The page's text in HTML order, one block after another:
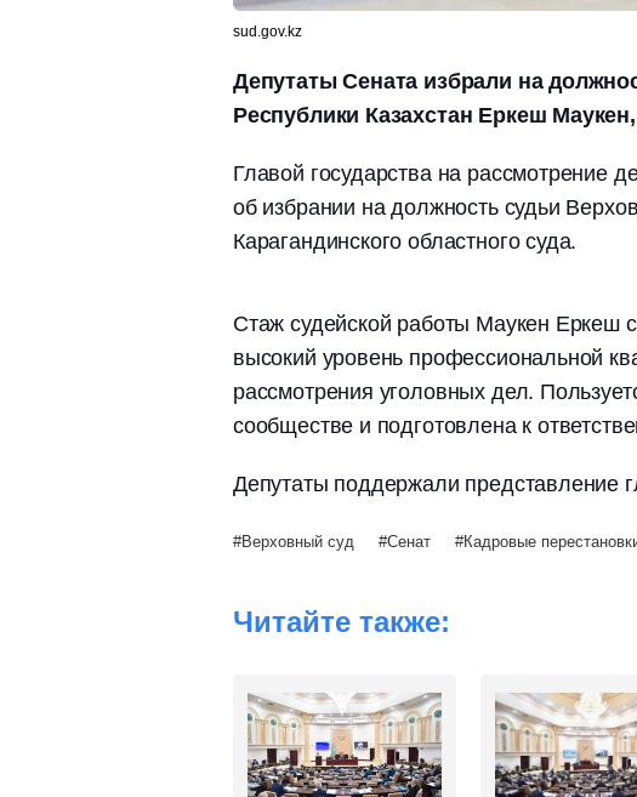
sud.gov.kz
Депутаты Сената избрали на
Республики Казахстан Еркеш
Главой государства на рассмотрение
об избрании на должность судьи
Карагандинского областного суда.
Стаж судейской работы Маукен Еркеш
высокий уровень профессиональной
рассмотрения уголовных дел.
сообществе и подготовлена к
Депутаты поддержали представление
Верховный суд Сенат Кадровые
Читайте также: